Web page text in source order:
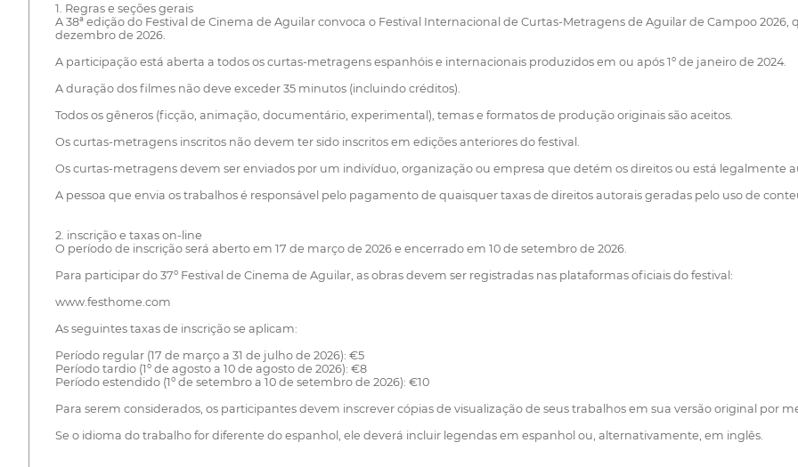
1. Regras e seções gerais
A 38ª edição do Festival de Cinema de Aguilar convoca o Festival Internacional de Curtas-Metragens de Aguilar de Campoo 2026,
dezembro de 2026.
A participação está aberta a todos os curtas-metragens espanhóis e internacionais produzidos em ou após 1º de janeiro de 2024.
A duração dos filmes não deve exceder 35 minutos (incluindo créditos).
Todos os gêneros (ficção, animação, documentário, experimental), temas e formatos de produção originais são aceitos.
Os curtas-metragens inscritos não devem ter sido inscritos em edições anteriores do festival.
Os curtas-metragens devem ser enviados por um indivíduo, organização ou empresa que detém os direitos ou está legalmente
A pessoa que envia os trabalhos é responsável pelo pagamento de quaisquer taxas de direitos autorais geradas pelo uso de
2. inscrição e taxas on-line
O período de inscrição será aberto em 17 de março de 2026 e encerrado em 10 de setembro de 2026.
Para participar do 37º Festival de Cinema de Aguilar, as obras devem ser registradas nas plataformas oficiais do festival:
www.festhome.com
As seguintes taxas de inscrição se aplicam:
Período regular (17 de março a 31 de julho de 2026): €5
Período tardio (1º de agosto a 10 de agosto de 2026): €8
Período estendido (1º de setembro a 10 de setembro de 2026): €10
Para serem considerados, os participantes devem inscrever cópias de visualização de seus trabalhos em sua versão original por
Se o idioma do trabalho for diferente do espanhol, ele deverá incluir legendas em espanhol ou, alternativamente, em inglês.